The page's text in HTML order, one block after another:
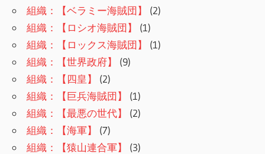
組織：【ベラミー海賊団】
(2)
組織：【ロシオ海賊団】
(1)
組織：【ロックス海賊団】
(1)
組織：【世界政府】
(9)
組織：【四皇】
(2)
組織：【巨兵海賊団】
(1)
組織：【最悪の世代】
(2)
組織：【海軍】
(7)
組織：【猿山連合軍】
(3)